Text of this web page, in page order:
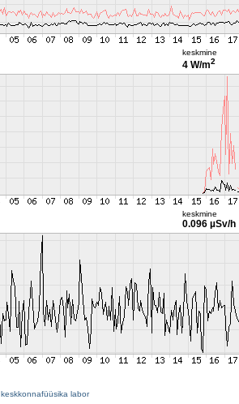
keskmine
4 W/m2
keskmine
0.096 µSv/h
keskkonnafüüsika labor